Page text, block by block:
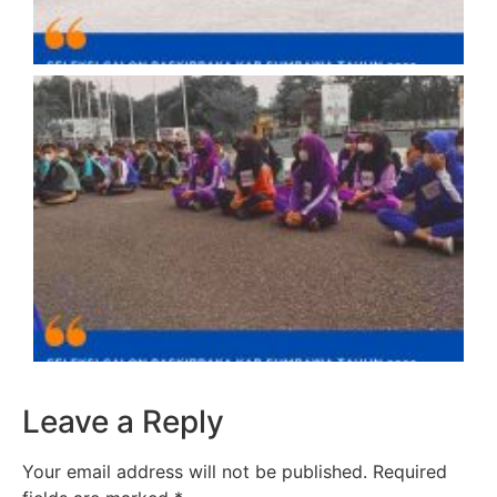
Leave a Reply
Your email address will not be published. Required